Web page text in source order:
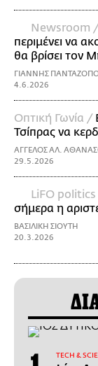
Newsroom
περιμένει να
θα βρίσει τον
ΓΙΑΝΝΗΣ
4.6.2026
Οπτική Γωνία /
Τσίπρας να
ΑΓΓΕΛΟΣ ΑΛ.
29.5.2026
LiFO
σήμερα η
ΒΑΣΙΛΙΚΗ ΣΙΟΥΤΗ
20.3.2026
ΤECH &